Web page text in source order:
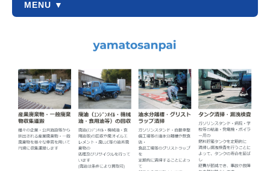
MENU ▼